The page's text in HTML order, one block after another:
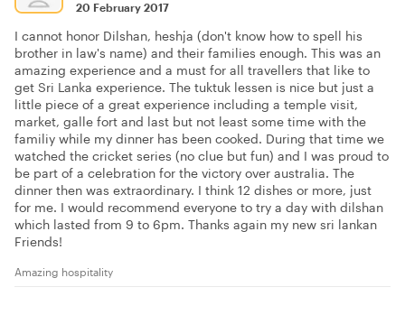
20 February 2017
I cannot honor Dilshan, heshja (don't know how to spell his
brother in law's name) and their families enough. This was an
amazing experience and a must for all travellers that like to
get Sri Lanka experience. The tuktuk lessen is nice but just a
little piece of a great experience including a temple visit,
market, galle fort and last but not least some time with the
familiy while my dinner has been cooked. During that time we
watched the cricket series (no clue but fun) and I was proud to
be part of a celebration for the victory over australia. The
dinner then was extraordinary. I think 12 dishes or more, just
for me. I would recommend everyone to try a day with dilshan
which lasted from 9 to 6pm. Thanks again my new sri lankan
Friends!
Amazing hospitality